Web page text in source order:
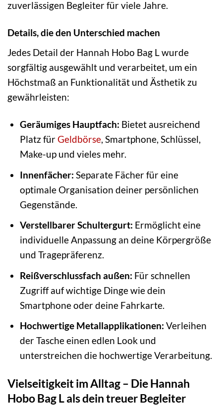
zuverlässigen Begleiter für viele Jahre.
Details, die den Unterschied machen
Jedes Detail der Hannah Hobo Bag L wurde
sorgfältig ausgewählt und verarbeitet, um ein
Höchstmaß an Funktionalität und Ästhetik zu
gewährleisten:
Geräumiges Hauptfach: Bietet ausreichend
Platz fürGeldbörse, Smartphone, Schlüssel,
Make-up und vieles mehr.
Innenfächer: Separate Fächer für eine
optimale Organisation deiner persönlichen
Gegenstände.
Verstellbarer Schultergurt: Ermöglicht eine
individuelle Anpassung an deine Körpergröße
und Tragepräferenz.
Reißverschlussfach außen: Für schnellen
Zugriff auf wichtige Dinge wie dein
Smartphone oder deine Fahrkarte.
Hochwertige Metallapplikationen: Verleihen
der Tasche einen edlen Look und
unterstreichen die hochwertige Verarbeitung.
Vielseitigkeit im Alltag – Die Hannah
Hobo Bag L als dein treuer Begleiter